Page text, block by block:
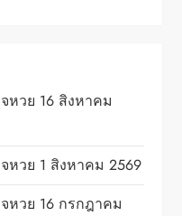
หวย 16 สิงหาคม
หวย 1 สิงหาคม 2569
หวย 16 กรกฎาคม